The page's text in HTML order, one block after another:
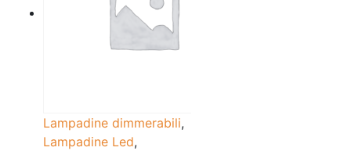
Lampadine dimmerabili,
Lampadine Led,